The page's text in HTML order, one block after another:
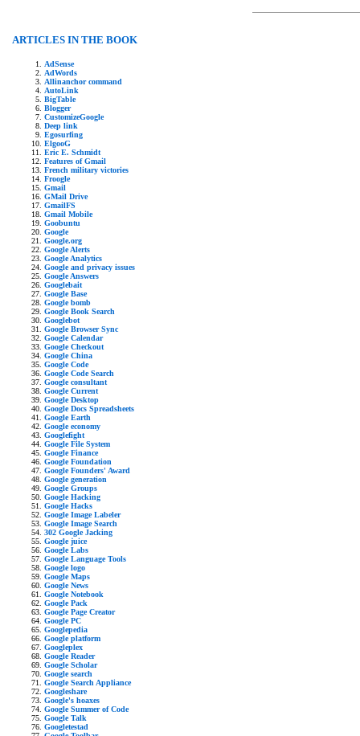
ARTICLES IN THE BOOK
AdSense
AdWords
Allinanchor command
AutoLink
BigTable
Blogger
CustomizeGoogle
Deep link
Egosurfing
ElgooG
Eric E. Schmidt
Features of Gmail
French military victories
Froogle
Gmail
GMail Drive
GmailFS
Gmail Mobile
Goobuntu
Google
Google.org
Google Alerts
Google Analytics
Google and privacy issues
Google Answers
Googlebait
Google Base
Google bomb
Google Book Search
Googlebot
Google Browser Sync
Google Calendar
Google Checkout
Google China
Google Code
Google Code Search
Google consultant
Google Current
Google Desktop
Google Docs Spreadsheets
Google Earth
Google economy
Googlefight
Google File System
Google Finance
Google Foundation
Google Founders' Award
Google generation
Google Groups
Google Hacking
Google Hacks
Google Image Labeler
Google Image Search
302 Google Jacking
Google juice
Google Labs
Google Language Tools
Google logo
Google Maps
Google News
Google Notebook
Google Pack
Google Page Creator
Google PC
Googlepedia
Google platform
Googleplex
Google Reader
Google Scholar
Google search
Google Search Appliance
Googleshare
Google's hoaxes
Google Summer of Code
Google Talk
Googletestad